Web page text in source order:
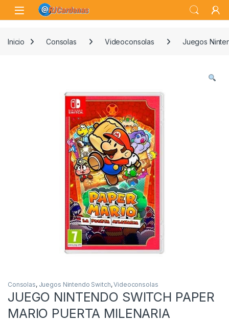
Skip to navigation
Skip to content
Open
Inicio Consolas Videoconsolas Juegos
Consolas, Juegos Nintendo Switch,Videoconsolas
JUEGO NINTENDO SWITCH PAPER
MARIO PUERTA MILENARIA